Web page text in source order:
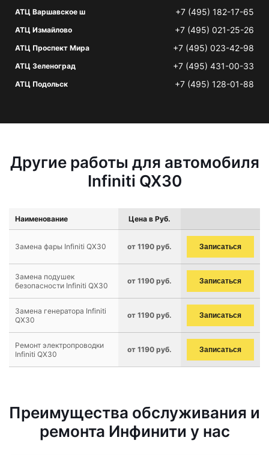
АТЦ Варшавское ш +7 (495) 182-17-65
АТЦ Измайлово +7 (495) 021-25-26
АТЦ Проспект Мира +7 (495) 023-42-98
АТЦ Зеленоград +7 (495) 431-00-33
АТЦ Подольск +7 (495) 128-01-88
Другие работы для автомобиля
Infiniti QX30
Наименование Цена в Руб.
Замена фары Infiniti QX30 от 1190 руб. Записаться
Замена подушек
безопасности Infiniti QX30
от 1190 руб. Записаться
Замена генератора Infiniti
QX30
от 1190 руб. Записаться
Ремонт электропроводки
Infiniti QX30
от 1190 руб. Записаться
Преимущества обслуживания и
ремонта Инфинити у нас